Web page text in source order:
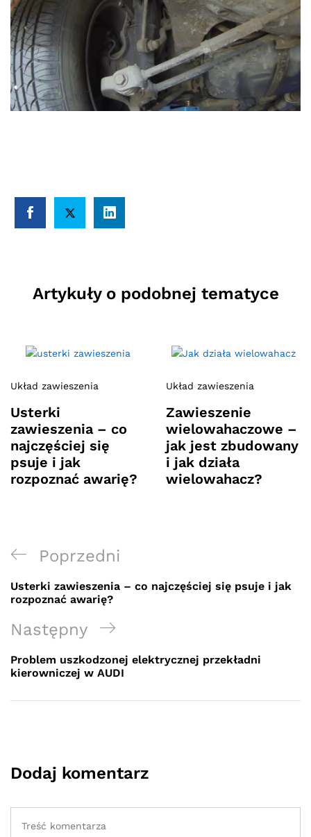
Artykuły o podobnej tematyce
Układ zawieszenia
Usterki
zawieszenia – co
najczęściej się
psuje i jak
rozpoznać awarię?
Układ zawieszenia
Zawieszenie
wielowahaczowe –
jak jest zbudowany
i jak działa
wielowahacz?
Nawigacja
wpisu
Previous
Post
Poprzedni
Usterki zawieszenia – co najczęściej się psuje i jak
rozpoznać awarię?
Next
Post
Następny
Problem uszkodzonej elektrycznej przekładni
kierowniczej w AUDI
Dodaj komentarz